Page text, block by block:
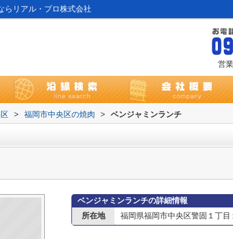
らリアル・プロ株式会社
営
> 福岡市中央区の焼肉 > ベンジャミンランチ
ベンジャミンランチの詳細情報
所在地
福岡県福岡市中央区警固１丁目